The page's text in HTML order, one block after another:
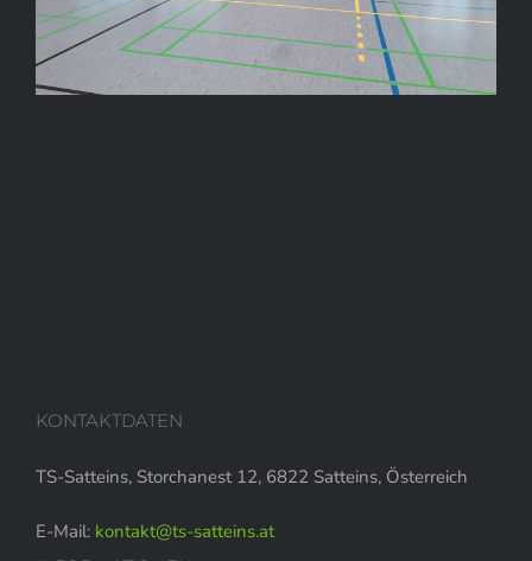
KONTAKTDATEN
TS-Satteins, Storchanest 12, 6822 Satteins, Österreich
E-Mail: kontakt@ts-satteins.at